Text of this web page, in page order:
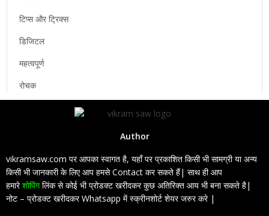
टिप्स और ट्रिक्स
डिजिटल
महत्वपूर्ण
रोचक
Author
vikramsaw.com पर आपका स्वागत है, यहाँ पर प्रकाशित किसी भी सामग्री या अन्य
किसी भी जानकारी के लिए आप हमसे Contact कर सकते हैं| साथ ही आप
हमारेशोपिंगलिंक से कोई भी प्रोडक्ट खरीदकर कुछ अतिरिक्त आय भी बना सकते है|
नोट – प्रोडक्ट खरीदकर Whatsapp में स्क्रीनशोर्ट शेयर जरुर करे |